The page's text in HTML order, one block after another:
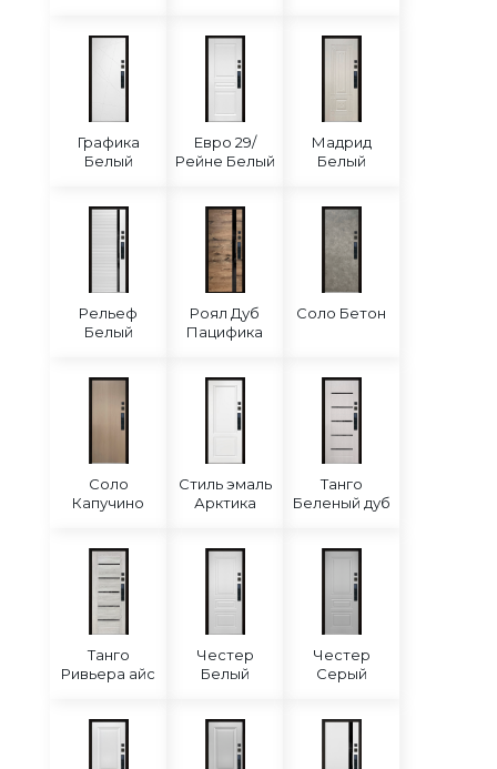
Графика
Белый
Евро 29/
Рейне Белый
Мадрид
Белый
Рельеф
Белый
Роял Дуб
Пацифика
Соло Бетон
Соло
Капучино
Стиль эмаль
Арктика
Танго
Беленый дуб
Танго
Ривьера айс
Честер
Белый
Честер
Серый